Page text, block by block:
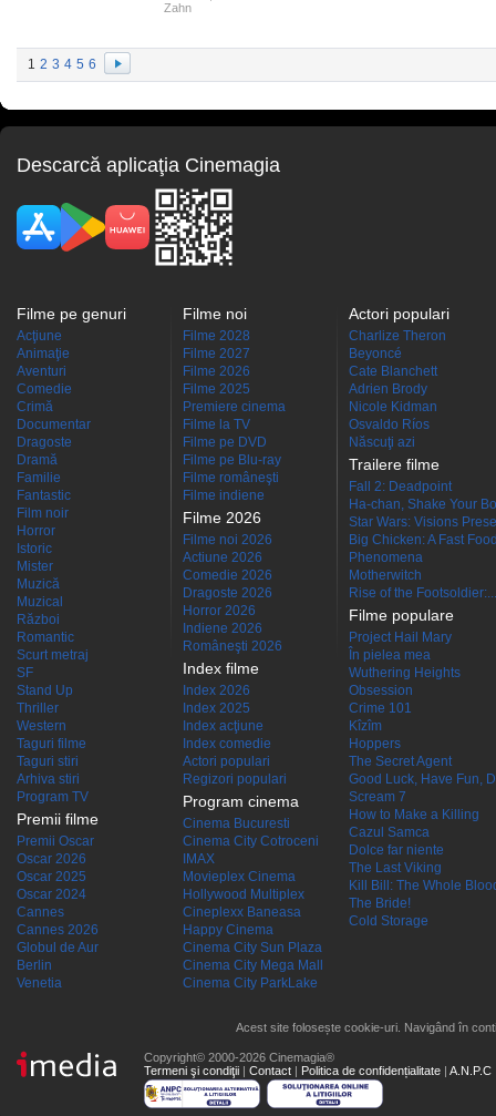
Zahn
1 2 3 4 5 6
Descarcă aplicaţia Cinemagia
Filme pe genuri
Acţiune
Animaţie
Aventuri
Comedie
Crimă
Documentar
Dragoste
Dramă
Familie
Fantastic
Film noir
Horror
Istoric
Mister
Muzică
Muzical
Război
Romantic
Scurt metraj
SF
Stand Up
Thriller
Western
Taguri filme
Taguri stiri
Arhiva stiri
Program TV
Premii filme
Premii Oscar
Oscar 2026
Oscar 2025
Oscar 2024
Cannes
Cannes 2026
Globul de Aur
Berlin
Venetia
Filme noi
Filme 2028
Filme 2027
Filme 2026
Filme 2025
Premiere cinema
Filme la TV
Filme pe DVD
Filme pe Blu-ray
Filme româneşti
Filme indiene
Filme 2026
Filme noi 2026
Actiune 2026
Comedie 2026
Dragoste 2026
Horror 2026
Indiene 2026
Româneşti 2026
Index filme
Index 2026
Index 2025
Index acţiune
Index comedie
Actori populari
Regizori populari
Program cinema
Cinema Bucuresti
Cinema City Cotroceni
IMAX
Movieplex Cinema
Hollywood Multiplex
Cineplexx Baneasa
Happy Cinema
Cinema City Sun Plaza
Cinema City Mega Mall
Cinema City ParkLake
Actori populari
Charlize Theron
Beyoncé
Cate Blanchett
Adrien Brody
Nicole Kidman
Osvaldo Ríos
Născuţi azi
Trailere filme
Fall 2: Deadpoint
Ha-chan, Shake Your
Star Wars: Visions
Big Chicken: A Fast
Phenomena
Motherwitch
Rise of the Footsoldier:...
Filme populare
Project Hail Mary
În pielea mea
Wuthering Heights
Obsession
Crime 101
Kîzîm
Hoppers
The Secret Agent
Good Luck, Have Fun,
Scream 7
How to Make a Killing
Cazul Samca
Dolce far niente
The Last Viking
Kill Bill: The Whole
The Bride!
Cold Storage
Acest site folosește cookie-uri. Navigând în
Copyright© 2000-2026 Cinemagia®
Termeni şi condiţii | Contact | Politica de confidențialitate | A.N.P.C